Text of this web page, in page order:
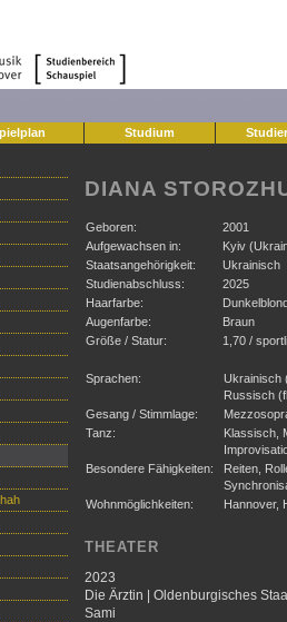
Studium
DIANA
Geboren:
2001
Aufgewachsen in:
Kyiv
Staatsangehörigkeit:
Ukrainisch
Studienabschluss:
2025
Haarfarbe:
Augenfarbe:
Braun
Größe / Statur:
1,70 /
Sprachen:
Ukrainisch
Russisch
Gesang / Stimmlage:
Tanz:
Klassisch,
Besondere Fähigkeiten:
Reiten,
Wohnmöglichkeiten:
Hannover,
THEATER
2023
Die Ärztin | Oldenburgisches
Sami